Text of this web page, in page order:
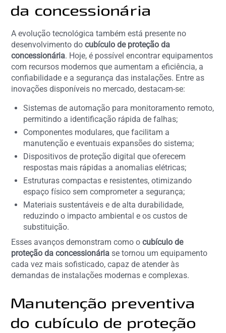
da concessionária
A evolução tecnológica também está presente no
desenvolvimento docubículo de proteção da
concessionária. Hoje, é possível encontrar equipamentos
com recursos modernos que aumentam a eficiência, a
confiabilidade e a segurança das instalações. Entre as
inovações disponíveis no mercado, destacam-se:
Sistemas de automação para monitoramento remoto,
permitindo a identificação rápida de falhas;
Componentes modulares, que facilitam a
manutenção e eventuais expansões do sistema;
Dispositivos de proteção digital que oferecem
respostas mais rápidas a anomalias elétricas;
Estruturas compactas e resistentes, otimizando
espaço físico sem comprometer a segurança;
Materiais sustentáveis e de alta durabilidade,
reduzindo o impacto ambiental e os custos de
substituição.
Esses avanços demonstram como ocubículo de
proteção da concessionária se tornou um equipamento
cada vez mais sofisticado, capaz de atender às
demandas de instalações modernas e complexas.
Manutenção preventiva
do cubículo de proteção